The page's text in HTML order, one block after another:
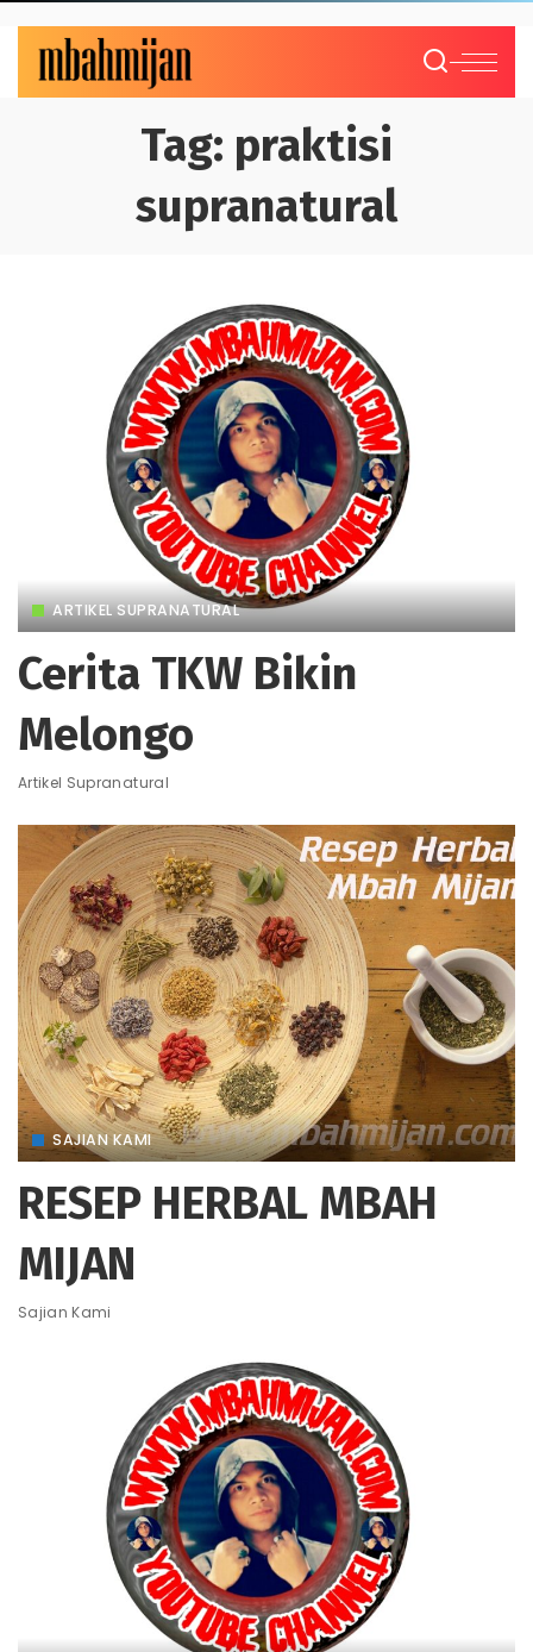
Tag: praktisi
supranatural
ARTIKEL SUPRANATURAL
Cerita TKW Bikin
Melongo
Artikel Supranatural
SAJIAN KAMI
RESEP HERBAL MBAH
MIJAN
Sajian Kami